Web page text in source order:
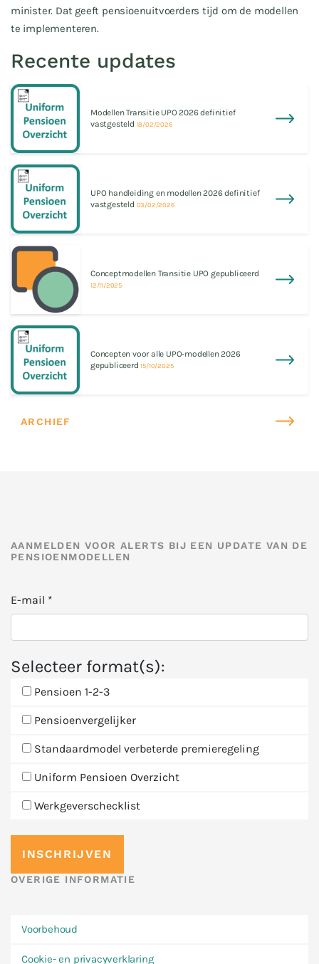
minister. Dat geeft pensioenuitvoerders tijd om de modellen
te implementeren.
Recente updates
Modellen Transitie UPO 2026 definitief
vastgesteld 18/02/2026
UPO handleiding en modellen 2026 definitief
vastgesteld 03/02/2026
Conceptmodellen Transitie UPO gepubliceerd
12/11/2025
Concepten voor alle UPO-modellen 2026
gepubliceerd15/10/2025
ARCHIEF
AANMELDEN VOOR ALERTS BIJ EEN UPDATE VAN DE
PENSIOENMODELLEN
E-mail *
Selecteer format(s):
Pensioen 1-2-3
Pensioenvergelijker
Standaardmodel verbeterde premieregeling
Uniform Pensioen Overzicht
Werkgeverschecklist
OVERIGE INFORMATIE
Voorbehoud
Cookie- en privacyverklaring